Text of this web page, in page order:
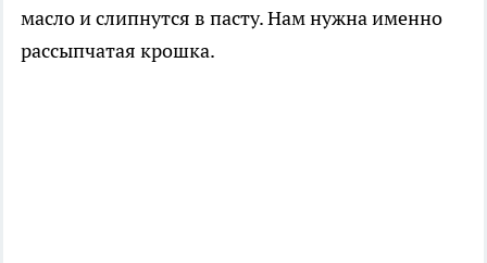
масло и слипнутся в пасту. Нам нужна именно
рассыпчатая крошка.